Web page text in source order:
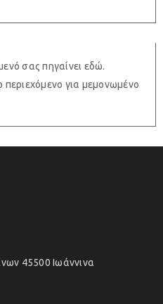
σας πηγαίνει εδώ.
για μεμονωμένο
45500 Ιωάννινα